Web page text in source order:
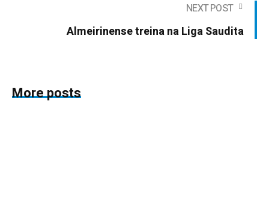
NEXT POST
Almeirinense treina na Liga Saudita
More posts